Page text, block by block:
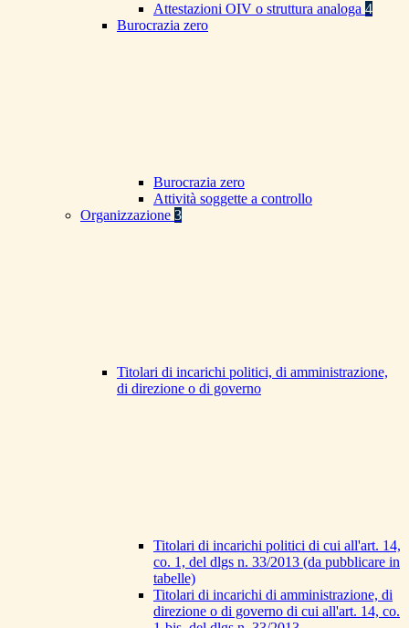
Attestazioni OIV o struttura analoga 4
Burocrazia zero
Burocrazia zero
Attività soggette a controllo
Organizzazione 3
Titolari di incarichi politici, di amministrazione,
di direzione o di governo
Titolari di incarichi politici di cui all'art. 14,
co. 1, del dlgs n. 33/2013 (da pubblicare in
tabelle)
Titolari di incarichi di amministrazione, di
direzione o di governo di cui all'art. 14, co.